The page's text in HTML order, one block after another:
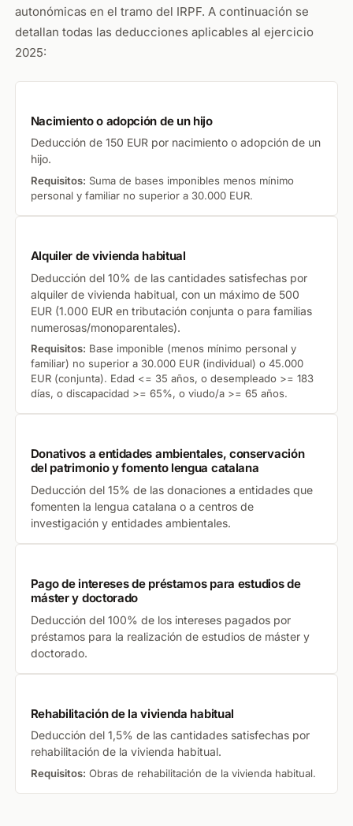
autonómicas en el tramo del IRPF. A continuación se
detallan todas las deducciones aplicables al ejercicio
2025:
Nacimiento o adopción de un hijo
Deducción de 150 EUR por nacimiento o adopción de un
hijo.
Requisitos: Suma de bases imponibles menos mínimo
personal y familiar no superior a 30.000 EUR.
Alquiler de vivienda habitual
Deducción del 10% de las cantidades satisfechas por
alquiler de vivienda habitual, con un máximo de 500
EUR (1.000 EUR en tributación conjunta o para familias
numerosas/monoparentales).
Requisitos: Base imponible (menos mínimo personal y
familiar) no superior a 30.000 EUR (individual) o 45.000
EUR (conjunta). Edad <= 35 años, o desempleado >= 183
días, o discapacidad >= 65%, o viudo/a >= 65 años.
Donativos a entidades ambientales, conservación
del patrimonio y fomento lengua catalana
Deducción del 15% de las donaciones a entidades que
fomenten la lengua catalana o a centros de
investigación y entidades ambientales.
Pago de intereses de préstamos para estudios de
máster y doctorado
Deducción del 100% de los intereses pagados por
préstamos para la realización de estudios de máster y
doctorado.
Rehabilitación de la vivienda habitual
Deducción del 1,5% de las cantidades satisfechas por
rehabilitación de la vivienda habitual.
Requisitos: Obras de rehabilitación de la vivienda habitual.